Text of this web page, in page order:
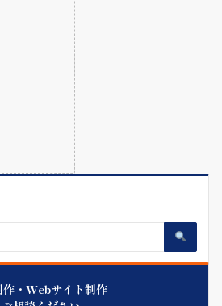
・Webサイト制作